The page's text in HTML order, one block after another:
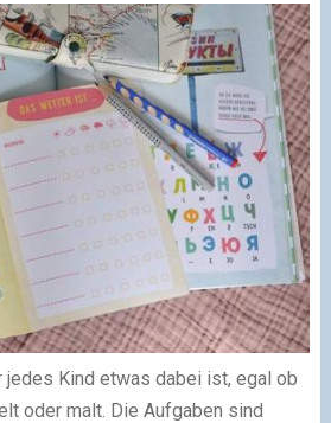
jedes Kind etwas dabei ist, egal ob
oder malt. Die Aufgaben sind